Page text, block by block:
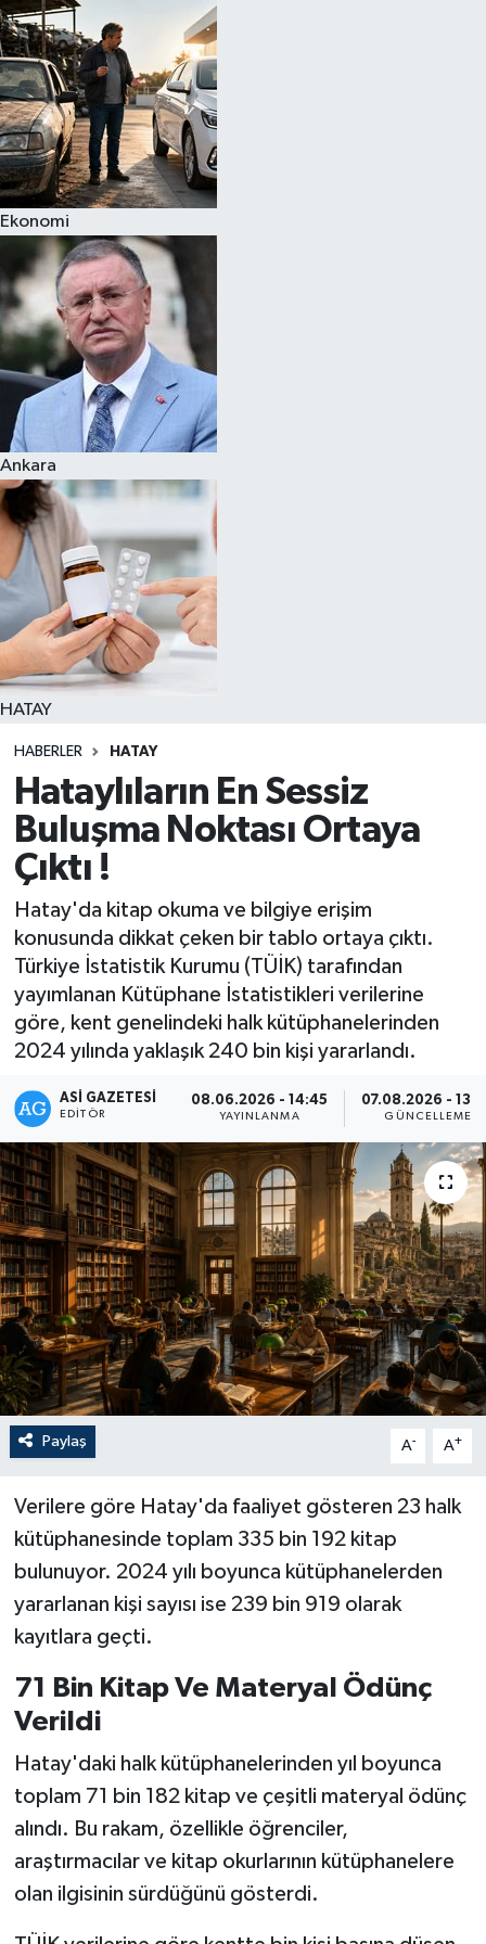
Ekonomi
Ankara
HATAY
HABERLER HATAY
Hataylıların En Sessiz
Buluşma Noktası Ortaya
Çıktı !
Hatay'da kitap okuma ve bilgiye erişim
konusunda dikkat çeken bir tablo ortaya çıktı.
Türkiye İstatistik Kurumu (TÜİK) tarafından
yayımlanan Kütüphane İstatistikleri verilerine
göre, kent genelindeki halk kütüphanelerinden
2024 yılında yaklaşık 240 bin kişi yararlandı.
ASI GAZETESI
EDITÖR
08.06.2026 - 14:45
YAYINLANMA
07.08.2026 -
GÜNCELLEME
Paylaş A- A+
Verilere göre Hatay'da faaliyet gösteren 23 halk
kütüphanesinde toplam 335 bin 192 kitap
bulunuyor. 2024 yılı boyunca kütüphanelerden
yararlanan kişi sayısı ise 239 bin 919 olarak
kayıtlara geçti.
71 Bin Kitap Ve Materyal Ödünç
Verildi
Hatay'daki halk kütüphanelerinden yıl boyunca
toplam 71 bin 182 kitap ve çeşitli materyal ödünç
alındı. Bu rakam, özellikle öğrenciler,
araştırmacılar ve kitap okurlarının kütüphanelere
olan ilgisinin sürdüğünü gösterdi.
Spor
Teknoloji
Yaşam